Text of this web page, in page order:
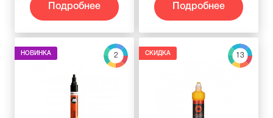
Подробнее Подробнее
2
НОВИНКА 13
СКИДКА